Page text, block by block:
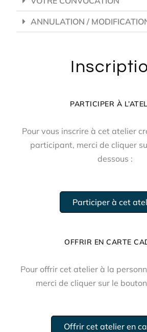
ANNULATION /
PARTICIPER À
Pour vous inscrire à cet atelier
participant, merci de cliquer
dessous :
Participer à cet
OFFRIR EN CARTE
Pour offrir cet atelier à la
merci de cliquer sur le
Offrir cet atelier en